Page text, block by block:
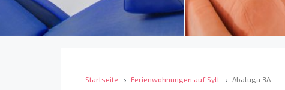
Startseite Ferienwohnungen auf Sylt Abaluga 3A